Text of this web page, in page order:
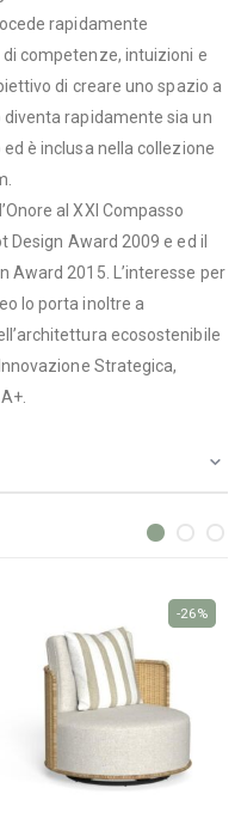
rapidamente
competenze, intuizioni e
di creare uno spazio a
rapidamente sia un
è inclusa nella collezione
al XXI Compasso
Design Award 2009 e ed il
Award 2015. L’interesse per
lo porta inoltre a
ecosostenibile
Strategica,
-26%